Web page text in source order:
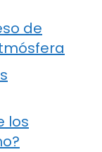
de
los